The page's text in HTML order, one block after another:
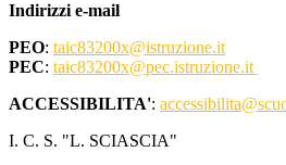
Indirizzi e-mail
PEO: taic83200x@istruzione.it
PEC: taic83200x@pec.istruzione.it
ACCESSIBILITA':
I. C. S. "L. SCIASCIA"